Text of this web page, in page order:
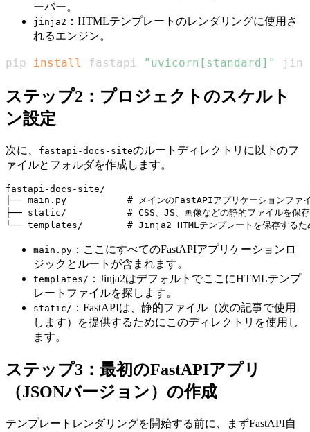
ーバー。
jinja2 ：HTMLテンプレートのレンダリングに使用さ
れるエンジン。
pip install fastapi "uvicorn[standard]"
ステップ2：プロジェクトのスケルト
ン設定
次に、 fastapi-docs-siteのルートディレクトリに以下のフ
ァイルとフォルダを作成します。
fastapi-docs-site/
├── main.py           # メインのFastAPIアプリケーションファ
├── static/           # CSS、JS、画像などの静的ファイルを保存
main.py ：ここにすべてのFastAPIアプリケーションロ
ジックとルートが含まれます。
templates/ ：Jinja2はデフォルトでここにHTMLテンプ
レートファイルを探します。
static/ ：FastAPIは、静的ファイル（次の記事で使用
します）を提供するためにこのディレクトリを使用し
ます。
ステップ3：最初のFastAPIアプリ
（JSONバージョン）の作成
テンプレートレンダリングを開始する前に、まずFastAPI自